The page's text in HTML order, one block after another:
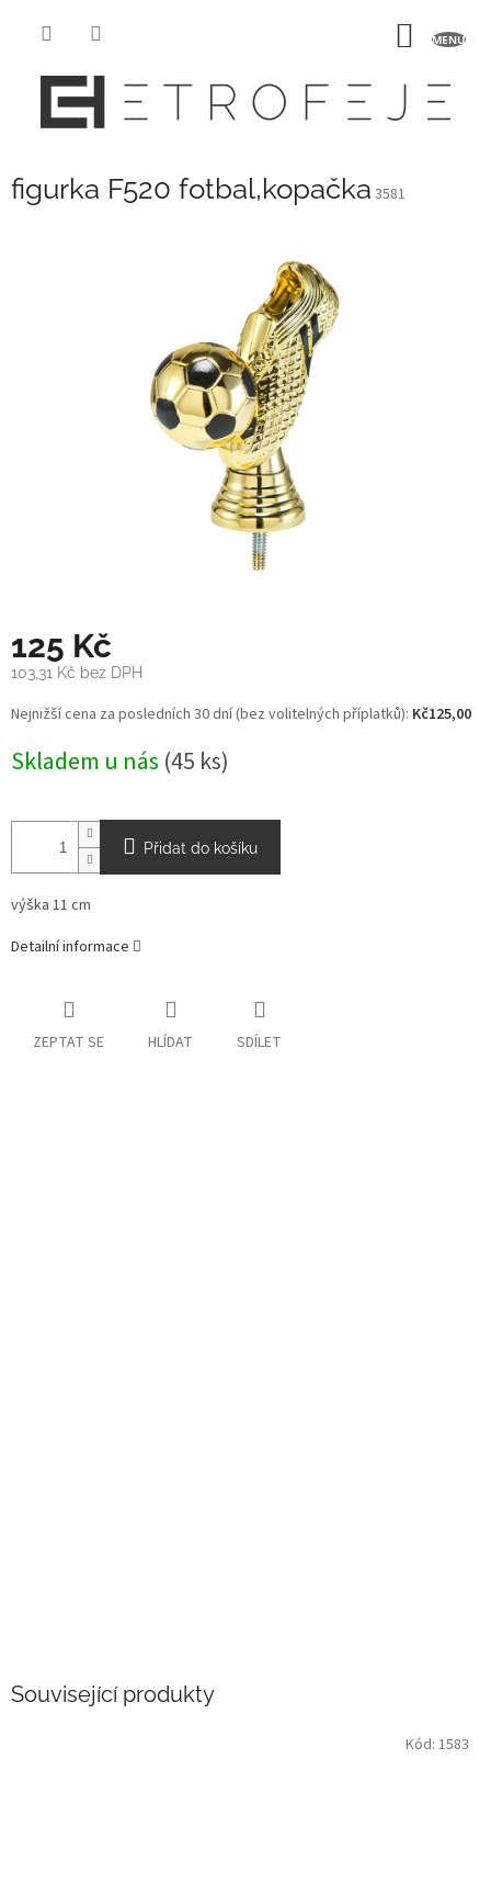
figurka F520 fotbal,kopačka 3581
125 Kč
103,31 Kč bez DPH
Měrná
cena:
Nejnižší cena za posledních 30 dní (bez volitelných příplatků): Kč125,00
Skladem u nás (45 ks)
Přidat do košíku
výška 11 cm
Detailní informace
ZEPTAT SE HLÍDAT SDÍLET
Související produkty
Kód: 1583